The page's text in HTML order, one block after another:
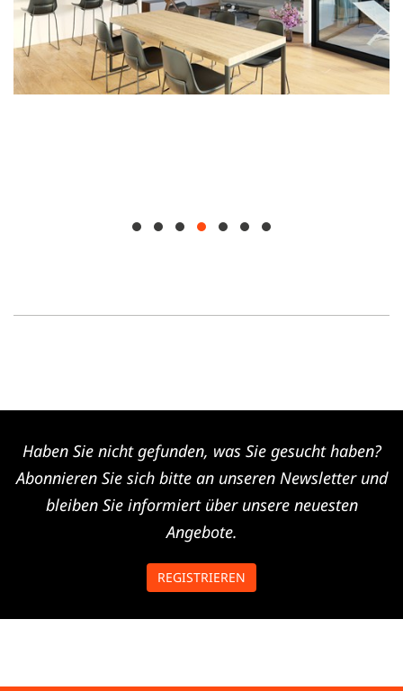
Haben Sie nicht gefunden, was Sie gesucht haben?
Abonnieren Sie sich bitte an unseren Newsletter und
bleiben Sie informiert über unsere neuesten
Angebote.
REGISTRIEREN